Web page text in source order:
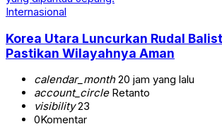
Internasional
Korea Utara Luncurkan Rudal
Pastikan Wilayahnya Aman
calendar_month20 jam yang lalu
account_circleRetanto
visibility23
0Komentar